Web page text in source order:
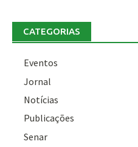
CATEGORIAS
Eventos
Jornal
Notícias
Publicações
Senar